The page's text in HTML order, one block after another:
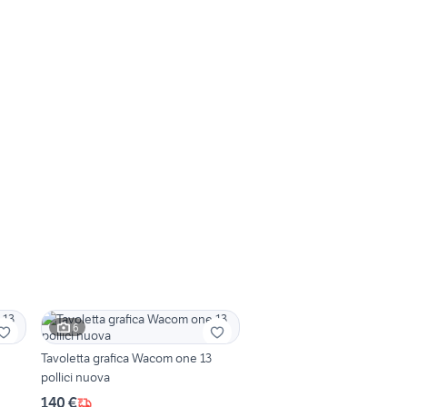
6
Tavoletta grafica Wacom one 13
pollici nuova
140 €